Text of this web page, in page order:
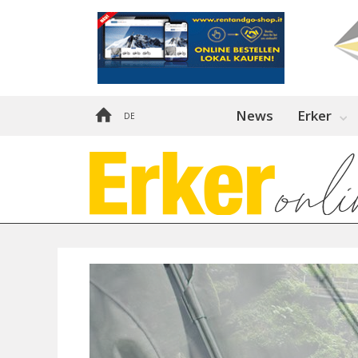
DE News Erker